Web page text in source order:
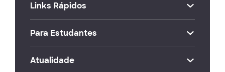
Links Rápidos
Para Estudantes
Atualidade